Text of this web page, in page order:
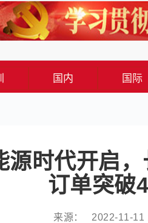
国内 国际
源时代开启
订单突破
来源： 2022-11-11